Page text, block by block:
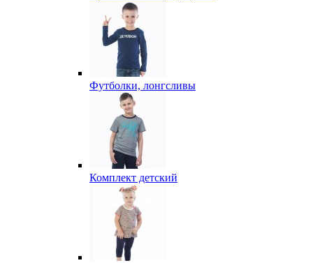
Футболки, лонгсливы
Комплект детский